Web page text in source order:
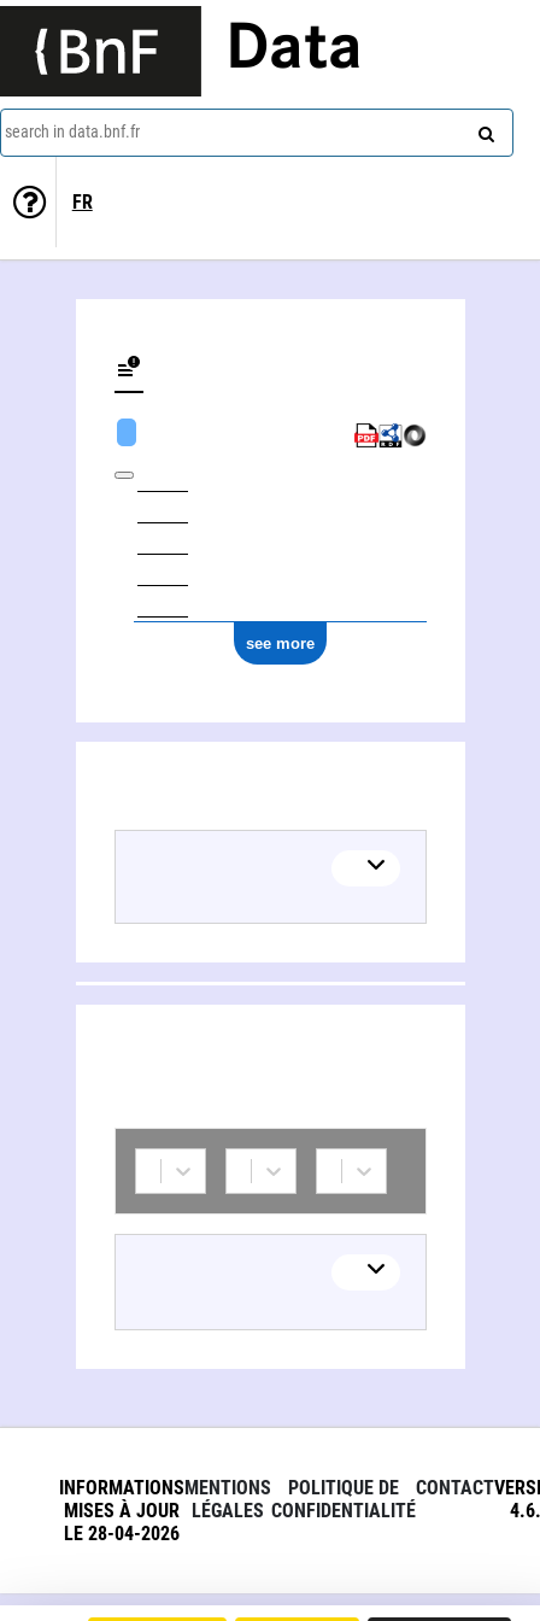
Data
search in data.bnf.fr
FR
see more
INFORMATIONS
MISES À JOUR
LE 28-04-2026
MENTIONS
LÉGALES
POLITIQUE DE
CONFIDENTIALITÉ
CONTACT